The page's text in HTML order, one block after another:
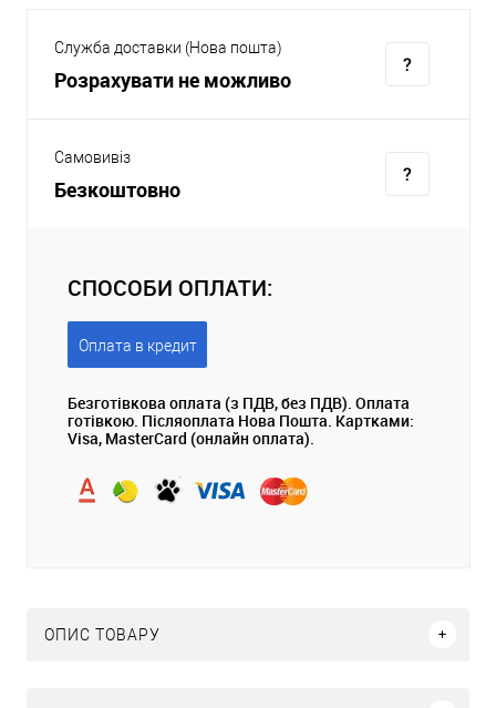
Служба доставки (Нова пошта)
Розрахувати не можливо
Самовивіз
Безкоштовно
СПОСОБИ ОПЛАТИ:
Оплата в кредит
Безготівкова оплата (з ПДВ, без ПДВ). Оплата
готівкою. Післяоплата Нова Пошта. Картками:
Visa, MasterCard (онлайн оплата).
ОПИС ТОВАРУ